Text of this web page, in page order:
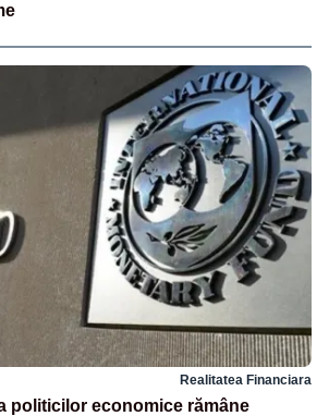
Realitatea Financiara
politicilor economice rămâne